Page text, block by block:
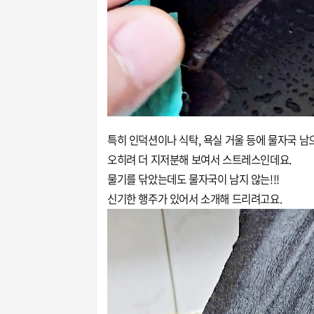
특히 인덕션이나 식탁, 욕실 거울 등에 물자국 남
오히려 더 지저분해 보여서 스트레스인데요.
물기를 닦았는데도 물자국이 남지 않는!!!
신기한 행주가 있어서 소개해 드리려고요.